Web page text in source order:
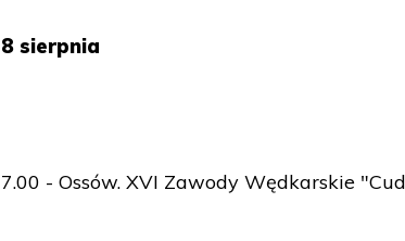
8 sierpnia
7.00 - Ossów. XVI Zawody Wędkarskie